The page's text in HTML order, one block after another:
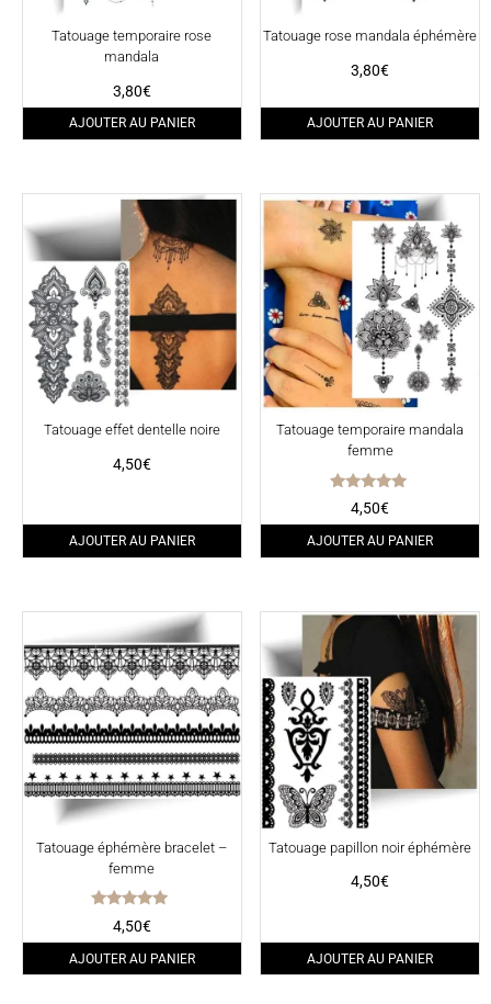
Tatouage temporaire rose
mandala
3,80€
AJOUTER AU PANIER
Tatouage rose mandala éphémère
3,80€
AJOUTER AU PANIER
Tatouage effet dentelle noire
4,50€
AJOUTER AU PANIER
Tatouage temporaire mandala
femme
Note
5.00
4,50€
AJOUTER AU PANIER
Tatouage éphémère bracelet –
femme
Note
5.00
sur 5
4,50€
AJOUTER AU PANIER
Tatouage papillon noir éphémère
4,50€
AJOUTER AU PANIER